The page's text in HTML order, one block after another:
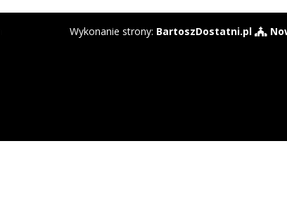
Wykonanie strony: BartoszDostatni.pl